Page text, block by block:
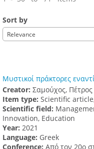
Sort by
Relevance
Μυστικοί πράκτορες
Creator: Σαμούχος, Πέτρος
Item type: Scientific
Scientific field:
Innovation, Education
Υear: 2021
Language: Greek
Conference: Από τον 20ο